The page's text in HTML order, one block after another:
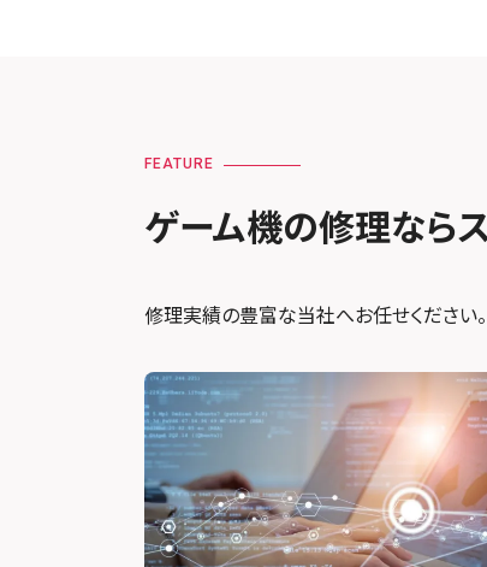
FEATURE
ゲーム機の修理なら
修理実績の豊富な当社へお任せください